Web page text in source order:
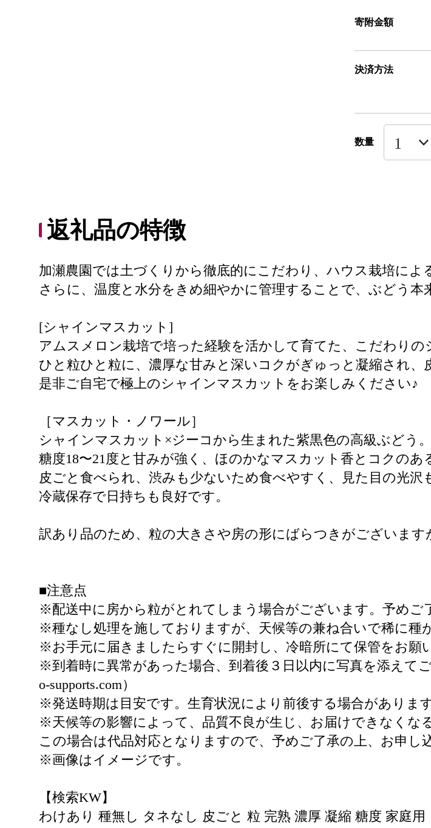
寄附金額
決済方法
数量
返礼品の特徴
加瀬農園では土づくりから徹底的にこだわり、ハウス栽培によ
さらに、温度と水分をきめ細やかに管理することで、ぶどう本
[シャインマスカット]
アムスメロン栽培で培った経験を活かして育てた、こだわりの
ひと粒ひと粒に、濃厚な甘みと深いコクがぎゅっと凝縮され、
是非ご自宅で極上のシャインマスカットをお楽しみください♪
［マスカット・ノワール］
シャインマスカット×ジーコから生まれた紫黒色の高級ぶどう。
糖度18〜21度と甘みが強く、ほのかなマスカット香とコクのあ
皮ごと食べられ、渋みも少ないため食べやすく、見た目の光沢
冷蔵保存で日持ちも良好です。
訳あり品のため、粒の大きさや房の形にばらつきがございます
■注意点
※配送中に房から粒がとれてしまう場合がございます。予めご
※種なし処理を施しておりますが、天候等の兼ね合いで稀に種
※お手元に届きましたらすぐに開封し、冷暗所にて保管をお願
※到着時に異常があった場合、到着後３日以内に写真を添えて
o-supports.com）
※発送時期は目安です。生育状況により前後する場合があります
※天候等の影響によって、品質不良が生じ、お届けできなくな
この場合は代品対応となりますので、予めご了承の上、お申し
※画像はイメージです。
【検索KW】
わけあり 種無し タネなし 皮ごと 粒 完熟 濃厚 凝縮 糖度 家庭